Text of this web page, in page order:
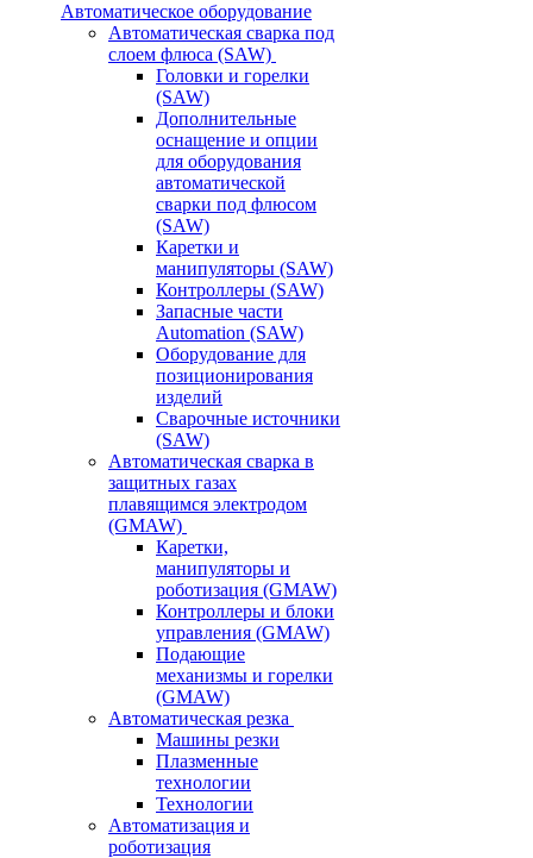
Автоматическое оборудование
Автоматическая сварка под
слоем флюса (SAW)
Головки и горелки
(SAW)
Дополнительные
оснащение и опции
для оборудования
автоматической
сварки под флюсом
(SAW)
Каретки и
манипуляторы (SAW)
Контроллеры (SAW)
Запасные части
Automation (SAW)
Оборудование для
позиционирования
изделий
Сварочные источники
(SAW)
Автоматическая сварка в
защитных газах
плавящимся электродом
(GMAW)
Каретки,
манипуляторы и
роботизация (GMAW)
Контроллеры и блоки
управления (GMAW)
Подающие
механизмы и горелки
(GMAW)
Автоматическая резка
Машины резки
Плазменные
технологии
Технологии
Автоматизация и
роботизация